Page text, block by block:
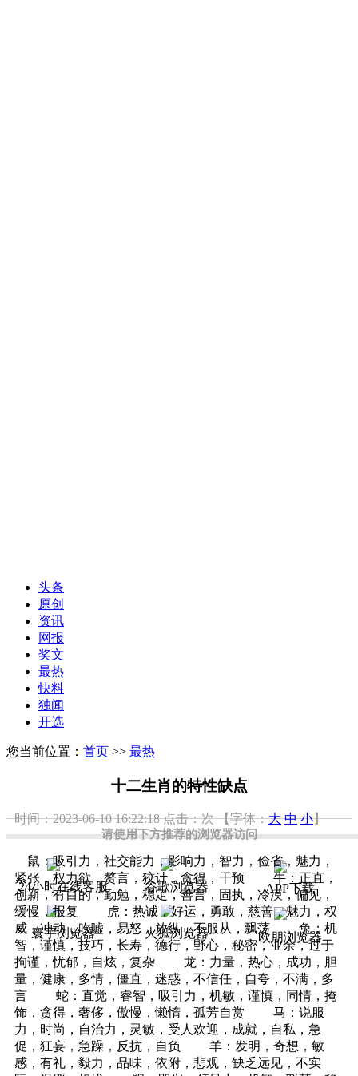
请使用下方推荐的浏览器访问
24小时在线客服 谷歌浏览器 APP下载
寰宇浏览器 火狐浏览器 欧朋浏览器
头条
原创
资讯
网报
奖文
最热
快料
独闻
开选
您当前位置： 首页 >> 最热
十二生肖的特性缺点
时间：2023-06-10 16:22:18点击：次 【字体：大 中 小】
鼠：吸引力，社交能力，影响力，智力，俭省，魅力，
紧张，权力欲，赘言，狡计，贪得，干预 牛：正直，
创新，有目的，勤勉，稳定，善言，固执，冷漠，偏见，
缓慢，报复 虎：热诚，好运，勇敢，慈善，魅力，权
威，冲动，吹嘘，易怒，放纵，不服从，飘荡 兔：机
智，谨慎，技巧，长寿，德行，野心，秘密，业余，过于
拘谨，忧郁，自炫，复杂 龙：力量，热心，成功，胆
量，健康，多情，僵直，迷惑，不信任，自夸，不满，多
言 蛇：直觉，睿智，吸引力，机敏，谨慎，同情，掩
饰，贪得，奢侈，傲慢，懒惰，孤芳自赏 马：说服
力，时尚，自治力，灵敏，受人欢迎，成就，自私，急
促，狂妄，急躁，反抗，自负 羊：发明，奇想，敏
感，有礼，毅力，品味，依附，悲观，缺乏远见，不实